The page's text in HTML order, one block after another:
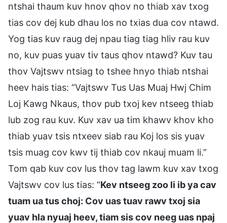
ntshai thaum kuv hnov qhov no thiab xav txog
tias cov dej kub dhau los no txias dua cov ntawd.
Yog tias kuv raug dej npau tiag tiag hliv rau kuv
no, kuv puas yuav tiv taus qhov ntawd? Kuv tau
thov Vajtswv ntsiag to tshee hnyo thiab ntshai
heev hais tias: “Vajtswv Tus Uas Muaj Hwj Chim
Loj Kawg Nkaus, thov pub txoj kev ntseeg thiab
lub zog rau kuv. Kuv xav ua tim khawv khov kho
thiab yuav tsis ntxeev siab rau Koj los sis yuav
tsis muag cov kwv tij thiab cov nkauj muam li.”
Tom qab kuv cov lus thov tag lawm kuv xav txog
Vajtswv cov lus tias: “Kev ntseeg zoo li ib ya cav
tuam ua tus choj: Cov uas tuav rawv txoj sia
yuav hla nyuaj heev, tiam sis cov neeg uas npaj